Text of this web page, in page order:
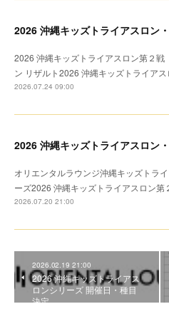
2026 沖縄キッズトライアスロン第２戦
ン リザルト2026 沖縄キッズトライア
2026.07.24 09:00
オリエンタルラウンジ沖縄キッズトラ
ーズ2026 沖縄キッズトライアスロン
2026.07.20 21:00
2026.02.19 21:00
2026 沖縄キッズトライアス
ロンシリーズ 開催日・種目
決定